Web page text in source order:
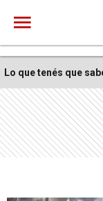
Lo que tenés que
un viaje por